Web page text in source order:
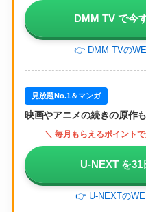
DMM TV で今
👉 DMM TVの
見放題No.1＆マンガ
映画やアニメの続きの原作
＼ 毎月もらえるポイント
U-NEXT を
👉 U-NEXTの